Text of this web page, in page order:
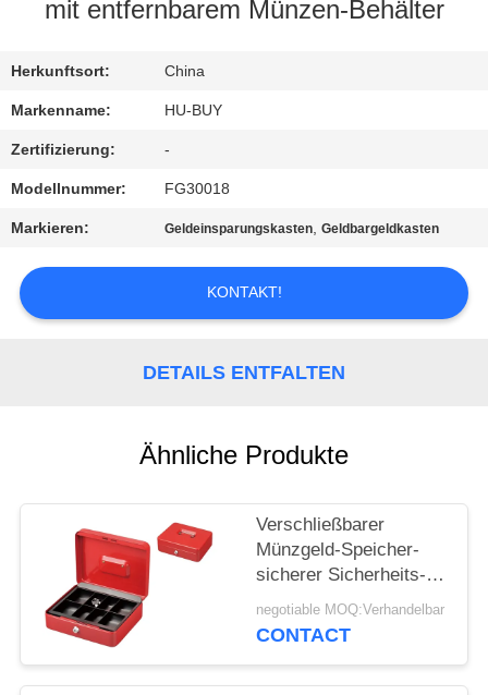
SIE
MIT
UNS
IN
VERBINDUNG
FORDERN
SIE
PRIVACY
POLICY
mit entfernbarem Münzen-Behälter
Herkunftsort: China
Markenname: HU-BUY
Zertifizierung: -
Modellnummer: FG30018
Markieren: Geldeinsparungskasten,Geldbargeldkasten
KONTAKT!
DETAILS ENTFALTEN
Ähnliche Produkte
Verschließbarer
Münzgeld-Speicher-
sicherer Sicherheits-
Kasten-Halter-Koffer
mit Fächern des
negotiable MOQ:Verhandelbar
CONTACT